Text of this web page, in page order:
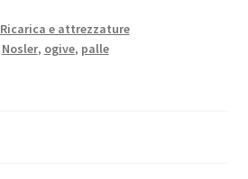
Ricarica e attrezzature
Nosler, ogive, palle